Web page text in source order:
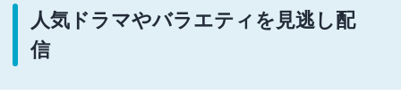
人気ドラマやバラエティを見逃し配
信